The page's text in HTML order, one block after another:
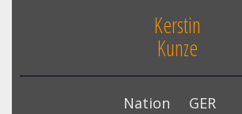
Kerstin
Kunze
Nation
GER